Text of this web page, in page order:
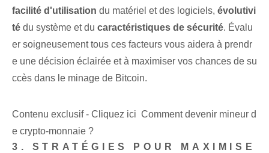
facilité d'utilisation du matériel et des logiciels, évolutivi
té du ⁢système et du caractéristiques de sécurité. Évalu
er soigneusement tous ces facteurs vous aidera à prendr
e une décision éclairée et à maximiser vos chances de su
ccès dans le minage de Bitcoin.
Contenu exclusif - Cliquez ici Comment devenir mineur d
e crypto-monnaie ?
3. STRATÉGIES POUR MAXIMISE